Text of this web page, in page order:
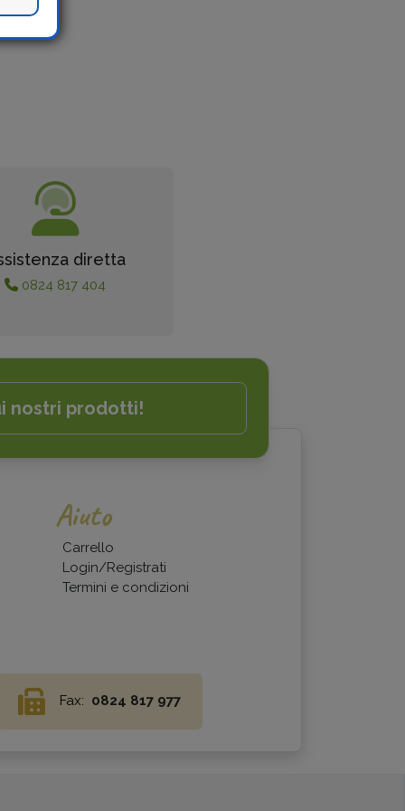
diretta
0824 817 404
nostri prodotti!
Aiuto
Carrello
Login/Registrati
Termini e condizioni
Fax: 0824 817 977